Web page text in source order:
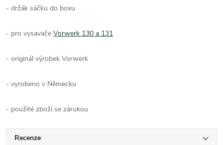
- držák sáčku do boxu
- pro vysavače Vorwerk 130 a 131
- originál výrobek Vorwerk
- vyrobeno v Německu
- použité zboží se zárukou
Recenze